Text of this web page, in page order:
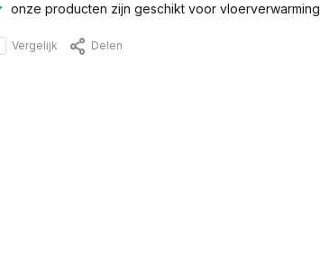
onze producten zijn geschikt voor vloerverwarming
Vergelijk Delen